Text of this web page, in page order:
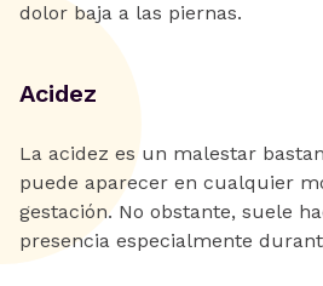
dolor baja a las piernas.
Acidez
La acidez es un malestar
puede aparecer en cualquier
gestación. No obstante, suele
presencia especialmente